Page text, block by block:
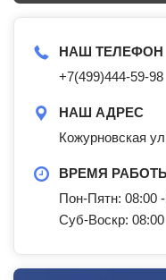
НАШ ТЕЛЕФОН
+7(499)444-59-98
НАШ АДРЕС
Кожурновская
ВРЕМЯ
Пон-Пятн: 08:00
Суб-Воскр: